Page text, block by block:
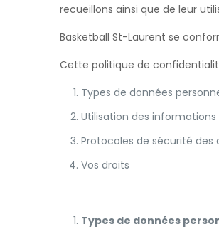
recueillons ainsi que de leur
Basketball St-Laurent se
Cette politique de
Types de données
Utilisation des
Protocoles de sécurité des
Vos droits
Types de données